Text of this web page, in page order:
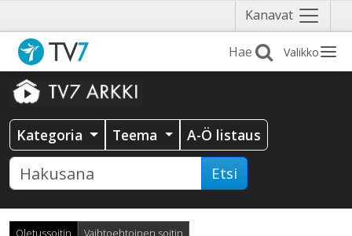
Kanavat Näytä
valikko
Valikko
Kategoria Teema A-Ö listaus
Etsi
Oletussoitin Vaihtoehtoinen soitin